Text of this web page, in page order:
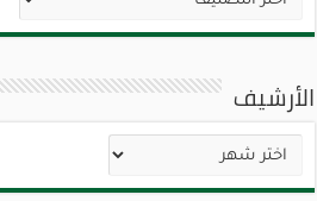
الأرشيف
الأرشيف